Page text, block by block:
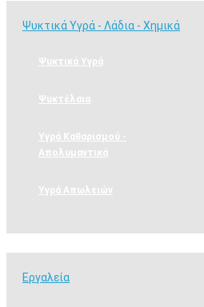
Ψυκτικά Υγρά - Λάδια - Χημικά
Ψυκτικά Υγρά
Ψυκτέλαια
Υγρά Καθαρισμού -
Απολυμαντικά
Υγρά Απωλειών
Εργαλεία